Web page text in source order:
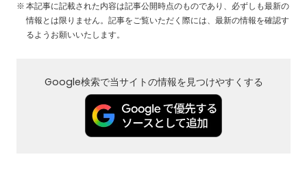
本記事に記載された内容は記事公開時点のものであり、必ずしも最新の
情報とは限りません。記事をご覧いただく際には、最新の情報を確認す
るようお願いいたします。
Google検索で当サイトの情報を見つけやすくする